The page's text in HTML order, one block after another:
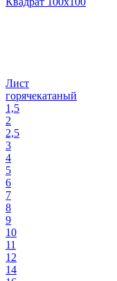
Лист
горячекатаный
1,5
2
2,5
3
4
5
6
7
8
9
10
11
12
14